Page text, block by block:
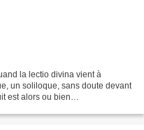
la lectio divina vient à
un soliloque, sans doute devant
est alors ou bien